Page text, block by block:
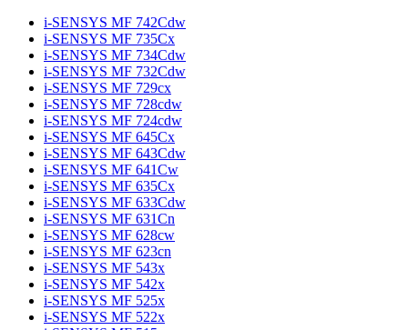
i-SENSYS MF 742Cdw
i-SENSYS MF 735Cx
i-SENSYS MF 734Cdw
i-SENSYS MF 732Cdw
i-SENSYS MF 729cx
i-SENSYS MF 728cdw
i-SENSYS MF 724cdw
i-SENSYS MF 645Cx
i-SENSYS MF 643Cdw
i-SENSYS MF 641Cw
i-SENSYS MF 635Cx
i-SENSYS MF 633Cdw
i-SENSYS MF 631Cn
i-SENSYS MF 628cw
i-SENSYS MF 623cn
i-SENSYS MF 543x
i-SENSYS MF 542x
i-SENSYS MF 525x
i-SENSYS MF 522x